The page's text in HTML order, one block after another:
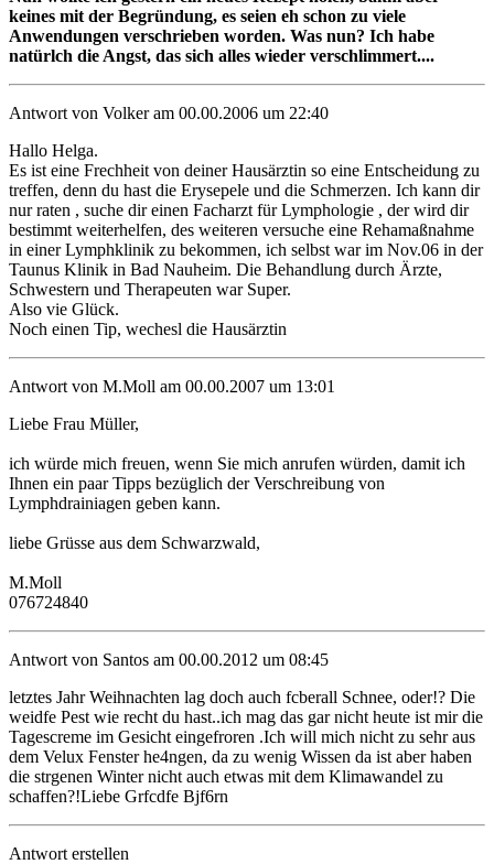
keines mit der Begründung, es seien eh schon zu viele
Anwendungen verschrieben worden. Was nun? Ich habe
natürlch die Angst, das sich alles wieder verschlimmert....
Antwort von Volker am 00.00.2006 um 22:40
Hallo Helga.
Es ist eine Frechheit von deiner Hausärztin so eine Entscheidung zu
treffen, denn du hast die Erysepele und die Schmerzen. Ich kann dir
nur raten , suche dir einen Facharzt für Lymphologie , der wird dir
bestimmt weiterhelfen, des weiteren versuche eine Rehamaßnahme
in einer Lymphklinik zu bekommen, ich selbst war im Nov.06 in der
Taunus Klinik in Bad Nauheim. Die Behandlung durch Ärzte,
Schwestern und Therapeuten war Super.
Also vie Glück.
Noch einen Tip, wechesl die Hausärztin
Antwort von M.Moll am 00.00.2007 um 13:01
Liebe Frau Müller,
ich würde mich freuen, wenn Sie mich anrufen würden, damit ich
Ihnen ein paar Tipps bezüglich der Verschreibung von
Lymphdrainiagen geben kann.
liebe Grüsse aus dem Schwarzwald,
M.Moll
076724840
Antwort von Santos am 00.00.2012 um 08:45
letztes Jahr Weihnachten lag doch auch fcberall Schnee, oder!? Die
weidfe Pest wie recht du hast..ich mag das gar nicht heute ist mir die
Tagescreme im Gesicht eingefroren .Ich will mich nicht zu sehr aus
dem Velux Fenster he4ngen, da zu wenig Wissen da ist aber haben
die strgenen Winter nicht auch etwas mit dem Klimawandel zu
schaffen?!Liebe Grfcdfe Bjf6rn
Antwort erstellen